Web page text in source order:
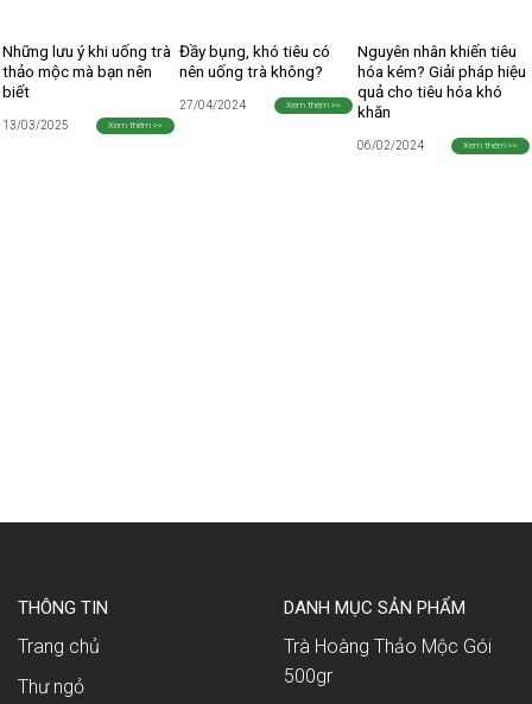
Những lưu ý khi uống trà
thảo mộc mà bạn nên
biết
13/03/2025 Xem thêm >>
Đầy bụng, khó tiêu có
nên uống trà không?
27/04/2024 Xem thêm >>
Nguyên nhân khiến tiêu
hóa kém? Giải pháp hiệu
quả cho tiêu hóa khó
khăn
06/02/2024 Xem thêm >>
THÔNG TIN
Trang chủ
Thư ngỏ
DANH MỤC SẢN PHẨM
Trà Hoàng Thảo Mộc Gói
500gr